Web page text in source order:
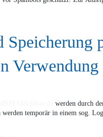
Speicherung
Verwendung
werden durch
werden temporär in einem sog.